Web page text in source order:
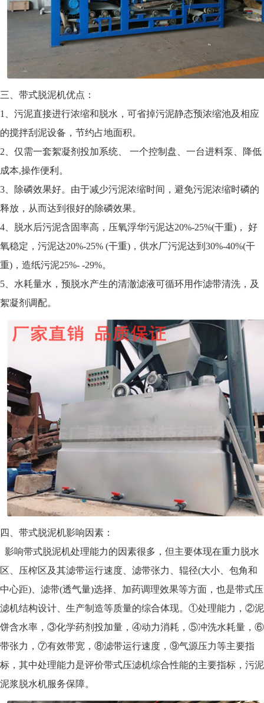
三、带式脱泥机优点：
1、污泥直接进行浓缩和脱水，可省掉污泥静态预浓缩池及相应
的搅拌刮泥设备，节约占地面积。
2、仅需一套絮凝剂投加系统、 一个控制盘、一台进料泵、降低
成本,操作便利。
3、除磷效果好。由于减少污泥浓缩时间，避免污泥浓缩时磷的
释放，从而达到很好的除磷效果。
4、脱水后污泥含固率高，压氧浮华污泥达20%-25%(干重)， 好
氧稳定，污泥达20%-25% (干重)，供水厂污泥达到30%-40%(干
重)，造纸污泥25%- -29%。
5、水耗量水，预脱水产生的清澈滤液可循环用作滤带清洗，及
絮凝剂调配。
四、带式脱泥机影响因素：
影响带式脱泥机处理能力的因素很多，但主要体现在重力脱水
区、压榨区及其滤带运行速度、滤带张力、辊径(大小、包角和
中心距)、滤带(透气量)选择、加药调理效果等方面，也是带式压
滤机结构设计、生产制造等质量的综合体现。①处理能力，②泥
饼含水率，③化学药剂投加量，④动力消耗，⑤冲洗水耗量，⑥
带张力，⑦有效带宽，⑧滤带运行速度，⑨气源压力等主要指
标，其中处理能力是评价带式压滤机综合性能的主要指标，污泥
泥浆脱水机服务保障。